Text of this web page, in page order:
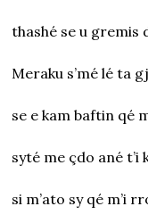
thashé se u gremis
Meraku s’mé lé ta
se e kam baftin qé
syté me çdo ané t’i
si m’ato sy qé m’i